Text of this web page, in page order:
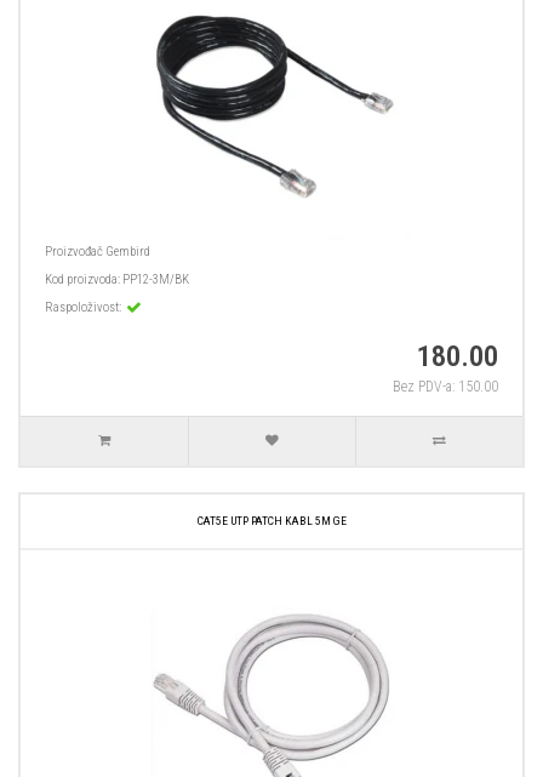
Proizvođač Gembird
Kod proizvoda: PP12-3M/BK
Raspoloživost:
180.00
Bez PDV-a: 150.00
CAT5E UTP PATCH KABL 5M GE